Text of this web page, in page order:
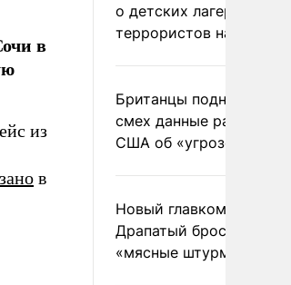
в
из
в
о детских лагерях
террористов на
Британцы подняли на
смех данные разведки
США об «угрозе
Новый главком ВСУ
Драпатый бросил
«мясные штурмы»